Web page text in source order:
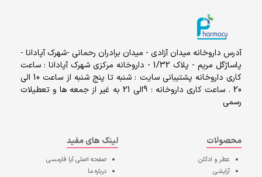
آدرس داروخانه میدان آزادی - میدان برادران رحمانی -شهرک آپادانا -
پاساژگل مریم - پلاک 1/32 - داروخانه مرکزی شهرک آپادانا : ساعت
کاری داروخانه پشتیبانی سایت : شنبه تا پنج شنبه از ساعت 10 الی
20 . ساعت کاری داروخانه : 9الی 21 به غیر از جمعه ها و تعطیلات
رسمی
محصولات
عطر و ادکلن
آرایشی
لینک های مفید
صفحه اصلیآپا فارمسی
درباره ما